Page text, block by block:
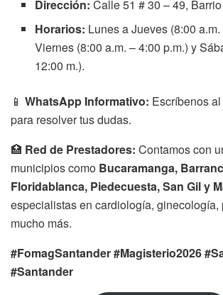
Dirección: Calle 51 # 30 – 49,
Horarios: Lunes a Jueves (8:00
Viernes (8:00 a.m. – 4:00 p.m.) y
12:00 m.).
📱 WhatsApp Informativo: Escríbenos al
para resolver tus dudas.
🏥 Red de Prestadores: Contamos con
municipios como Bucaramanga,
Floridablanca, Piedecuesta, San Gil y
especialistas en cardiología, ginecología,
mucho más.
#FomagSantander #Magisterio2026
#Santander